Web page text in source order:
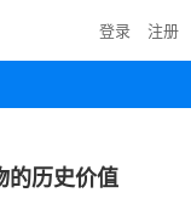
登录 注册
的历史价值